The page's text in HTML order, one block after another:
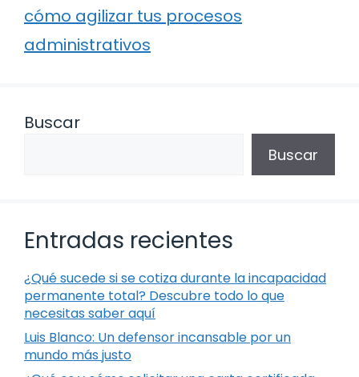
cómo agilizar tus procesos
administrativos
Buscar
Buscar
Entradas recientes
¿Qué sucede si se cotiza durante la incapacidad
permanente total? Descubre todo lo que
necesitas saber aquí
Luis Blanco: Un defensor incansable por un
mundo más justo